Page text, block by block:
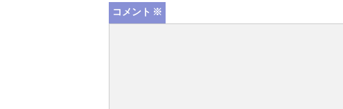
コメント ※